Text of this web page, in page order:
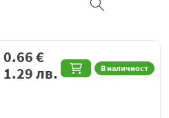
В наличност
0.66€
1.29лв.